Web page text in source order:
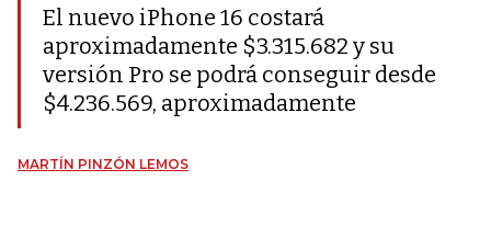
El nuevo iPhone 16 costará
aproximadamente $3.315.682 y su
versión Pro se podrá conseguir desde
$4.236.569, aproximadamente
MARTÍN PINZÓN LEMOS